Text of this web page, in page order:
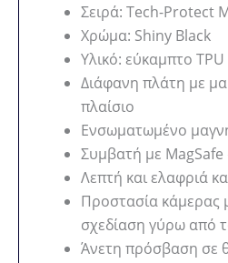
Σειρά: Tech-Protect
Χρώμα: Shiny Black
Υλικό: εύκαμπτο TPU
Διάφανη πλάτη με
πλαίσιο
Ενσωματωμένο
Συμβατή με
Λεπτή και ελαφριά
Προστασία
σχεδίαση γύρω από
Άνετη πρόσβαση σε